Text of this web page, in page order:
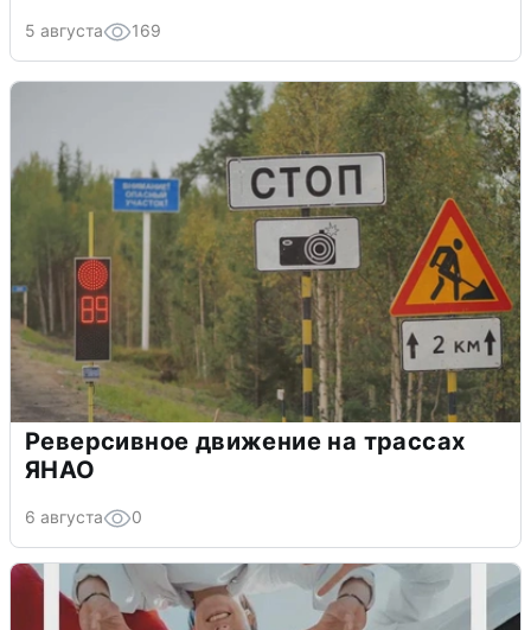
5 августа 169
Реверсивное движение на трассах
ЯНАО
6 августа 0